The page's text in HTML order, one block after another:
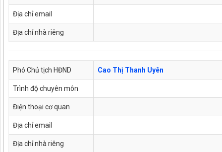
Địa chỉ email
Địa chỉ nhà riêng
Phó Chủ tịch HĐND Cao Thị Thanh Uyên
Trình độ chuyên môn
Điện thoại cơ quan
Địa chỉ email
Địa chỉ nhà riêng